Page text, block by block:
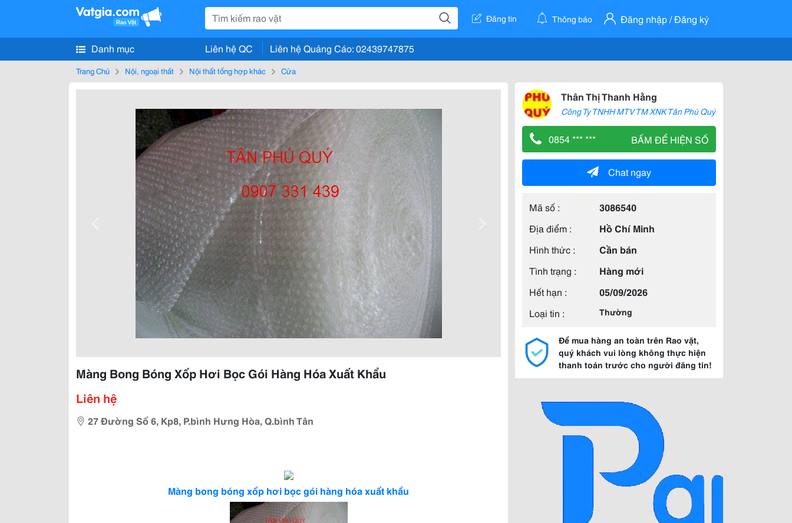
Đăng tin Thông báo Đăng nhập / Đăng ký
Danh mục Liên hệ QC Liên hệ Quảng Cáo: 02439747875
Trang Chủ Nội, ngoại thất Nội thất tổng hợp khác Cửa
Màng Bong Bóng Xốp Hơi Bọc Gói Hàng Hóa Xuất Khẩu
Liên hệ
27 Đường Số 6, Kp8, P.bình Hưng Hòa, Q.bình Tân
Màng bong bóng xốp hơi bọc gói hàng hóa xuất khẩu
Thân Thị Thanh Hằng
Công Ty TNHH MTV TM XNK Tân Phú Quý
0854 *** *** BẤM ĐỂ HIỆN SỐ
Chat ngay
Mã số :
3086540
Địa điểm :
Hồ Chí Minh
Hình thức :
Cần bán
Tình trạng :
Hàng mới
Hết hạn :
05/09/2026
Loại tin :
Thường
Để mua hàng an toàn trên Rao vặt,
quý khách vui lòng không thực hiện
thanh toán trước cho người đăng tin!